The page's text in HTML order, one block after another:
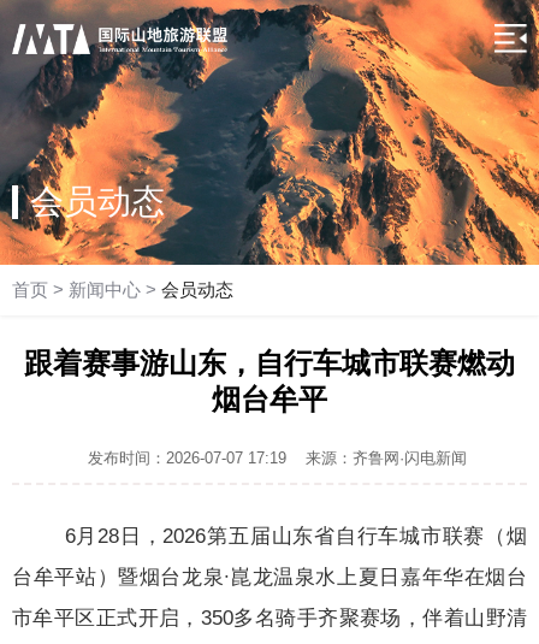
会员动态
首页 > 新闻中心 > 会员动态
跟着赛事游山东，自行车城市联赛燃动
烟台牟平
发布时间：2026-07-07 17:19 来源：齐鲁网·闪电新闻
6月28日，2026第五届山东省自行车城市联赛（烟
台牟平站）暨烟台龙泉∙崑龙温泉水上夏日嘉年华在烟台
市牟平区正式开启，350多名骑手齐聚赛场，伴着山野清